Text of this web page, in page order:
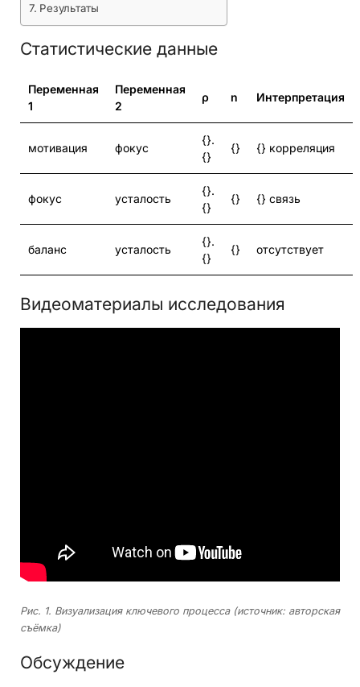
Результаты
Статистические данные
Переменная
1
Переменная
2
ρ n Интерпретация
мотивация фокус
{}.
{}
{} {} корреляция
фокус усталость
{}.
{}
{} {} связь
баланс усталость
{}.
{}
{} отсутствует
Видеоматериалы исследования
Рис. 1. Визуализация ключевого процесса (источник: авторская
съёмка)
Обсуждение